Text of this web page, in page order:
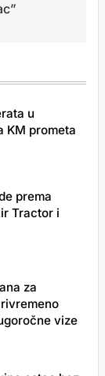
u
KM prometa
prema
Tractor i
za
vize